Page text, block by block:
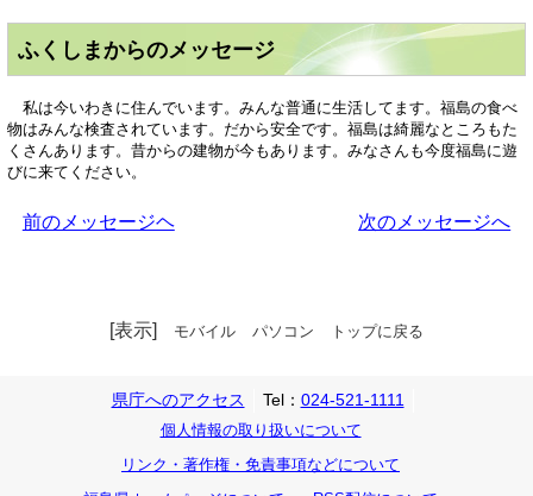
ふくしまからのメッセージ
私は今いわきに住んでいます。みんな普通に生活してます。福島の食べ
物はみんな検査されています。だから安全です。福島は綺麗なところもた
くさんあります。昔からの建物が今もあります。みなさんも今度福島に遊
びに来てください。
前のメッセージヘ 次のメッセージへ
[表示] モバイル パソコン トップに戻る
県庁へのアクセス Tel： 024-521-1111
個人情報の取り扱いについて
リンク・著作権・免責事項などについて